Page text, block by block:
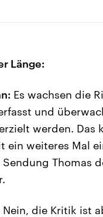
Länge:
Es wachsen die
und
werden.
ein weiteres Mal
Thomas
Nein, die Kritik ist